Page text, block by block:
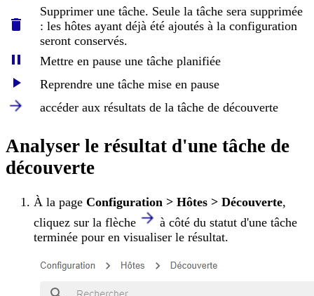
Supprimer une tâche. Seule la tâche sera supprimée
: les hôtes ayant déjà été ajoutés à la configuration
seront conservés.
Mettre en pause une tâche planifiée
Reprendre une tâche mise en pause
accéder aux résultats de la tâche de découverte
Analyser le résultat d'une tâche de
découverte
À la page Configuration > Hôtes > Découverte,
cliquez sur la flèche
à côté du statut d'une tâche
terminée pour en visualiser le résultat.